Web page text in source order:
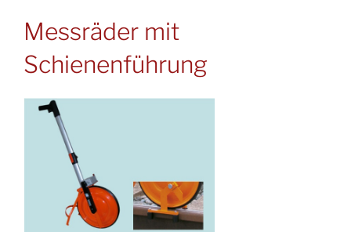
Messräder mit
Schienenführung